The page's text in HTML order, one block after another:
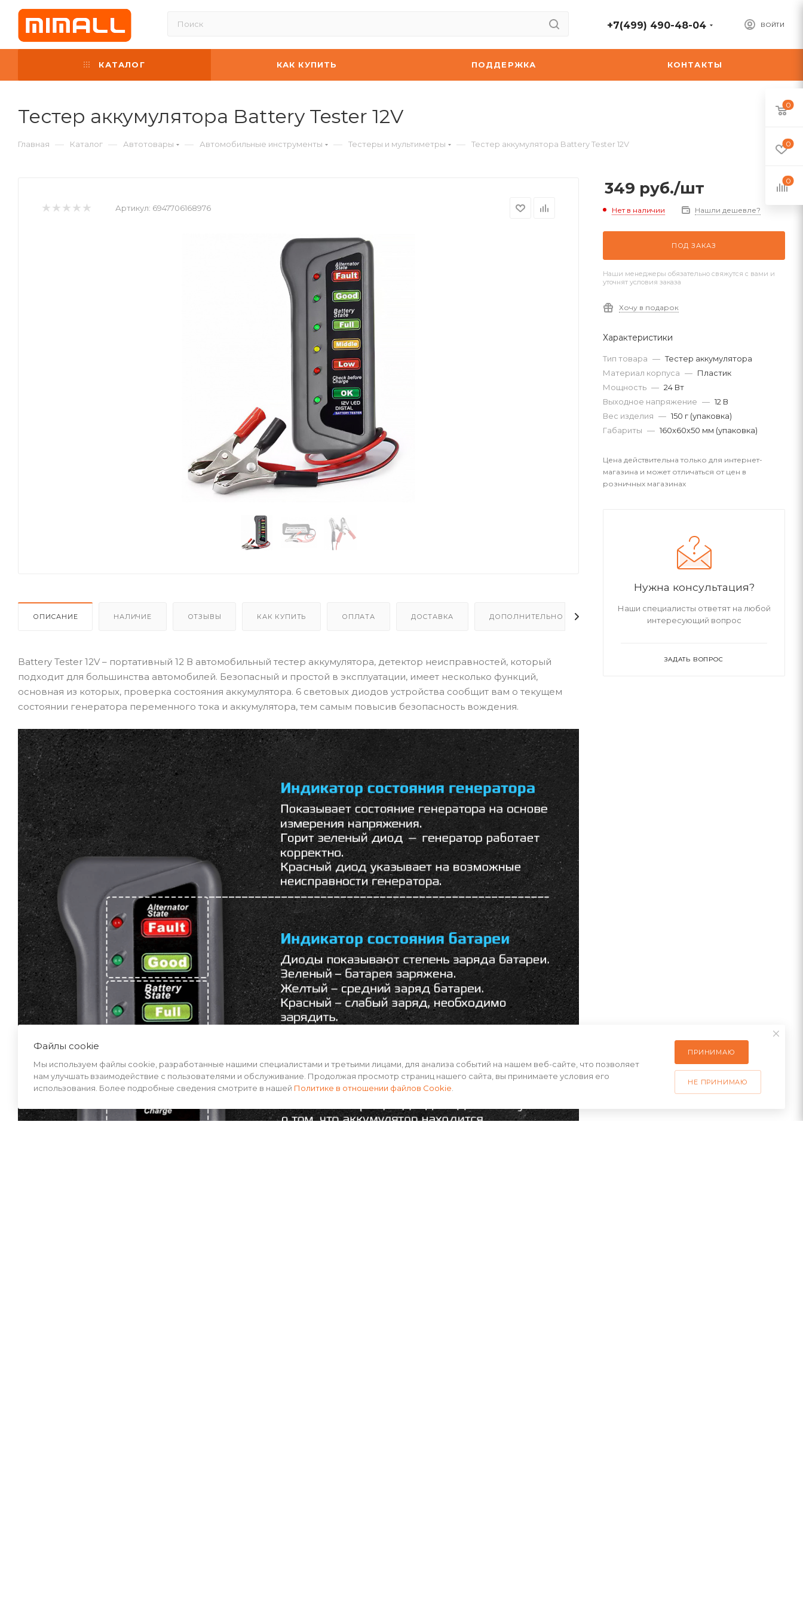
ВОЙТИ
+7(499) 490-48-04
КАТАЛОГ КАК КУПИТЬ ПОДДЕРЖКА КОНТАКТЫ
Тестер аккумулятора Battery Tester 12V
Главная — Каталог — Автотовары — Автомобильные инструменты — Тестеры и мультиметры — Тестер аккумулятора Battery Tester 12V
Артикул: 6947706168976
ОПИСАНИЕ НАЛИЧИЕ ОТЗЫВЫ КАК КУПИТЬ ОПЛАТА ДОСТАВКА ДОПОЛНИТЕЛЬНО
Battery Tester 12V – портативный 12 В автомобильный тестер аккумулятора, детектор неисправностей, который
подходит для большинства автомобилей. Безопасный и простой в эксплуатации, имеет несколько функций,
основная из которых, проверка состояния аккумулятора. 6 световых диодов устройства сообщит вам о текущем
состоянии генератора переменного тока и аккумулятора, тем самым повысив безопасность вождения.
349 руб./шт
Нет в наличии Нашли дешевле?
ПОД ЗАКАЗ
Наши менеджеры обязательно свяжутся с вами и
уточнят условия заказа
Хочу в подарок
Характеристики
Тип товара — Тестер аккумулятора
Материал корпуса — Пластик
Мощность — 24 Вт
Выходное напряжение — 12 В
Вес изделия — 150 г (упаковка)
Габариты — 160x60x50 мм (упаковка)
Цена действительна только для интернет-
магазина и может отличаться от цен в
розничных магазинах
Нужна консультация?
Наши специалисты ответят на любой
интересующий вопрос
ЗАДАТЬ ВОПРОС
0
0
0
Файлы cookie
Мы используем файлы cookie, разработанные нашими специалистами и третьими лицами, для анализа событий на нашем веб-сайте, что позволяет
нам улучшать взаимодействие с пользователями и обслуживание. Продолжая просмотр страниц нашего сайта, вы принимаете условия его
использования. Более подробные сведения смотрите в нашей Политике в отношении файлов Cookie
ПРИНИМАЮ
НЕ ПРИНИМАЮ